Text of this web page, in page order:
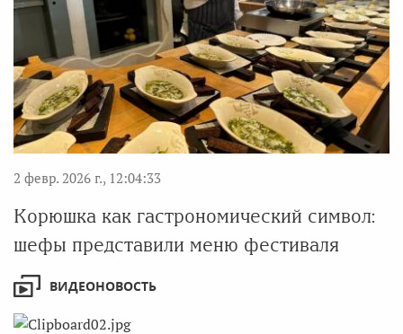
2 февр. 2026 г., 12:04:33
Корюшка как гастрономический символ:
шефы представили меню фестиваля
ВИДЕОНОВОСТЬ